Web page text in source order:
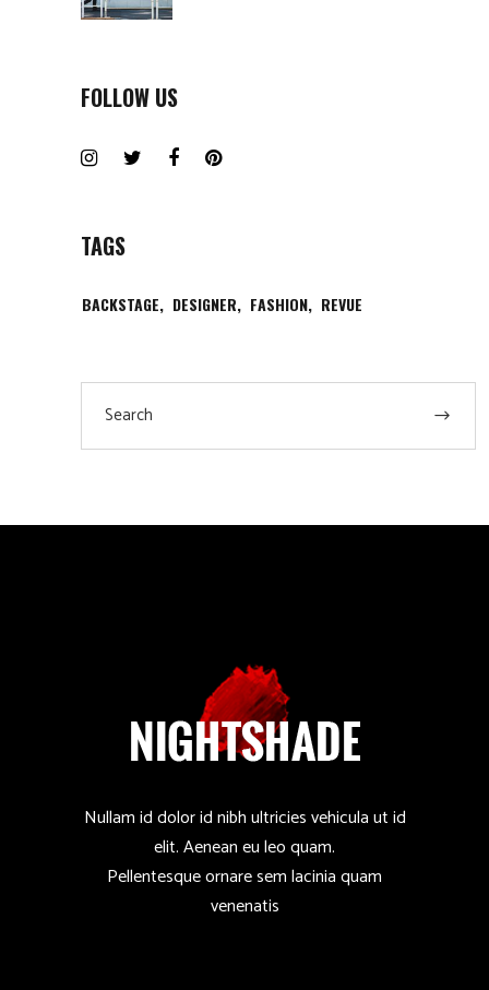
FOLLOW US
TAGS
BACKSTAGE DESIGNER FASHION REVUE
Nullam id dolor id nibh ultricies vehicula ut id
elit. Aenean eu leo quam.
Pellentesque ornare sem lacinia quam
venenatis